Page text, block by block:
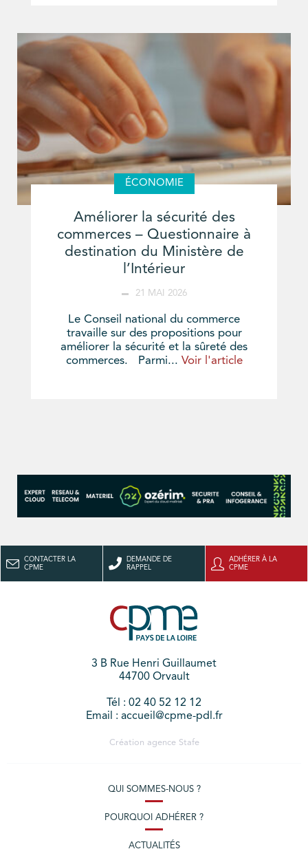
ÉCONOMIE
Améliorer la sécurité des
commerces – Questionnaire à
destination du Ministère de
l’Intérieur
21 MAI 2026
Le Conseil national du commerce
travaille sur des propositions pour
améliorer la sécurité et la sûreté des
commerces. Parmi... Voir l'article
CONTACTER LA
CPME
DEMANDE DE
RAPPEL
ADHÉRER À LA
CPME
3 B Rue Henri Guillaumet
44700 Orvault
Tél : 02 40 52 12 12
Email : accueil@cpme-pdl.fr
Création agence Stafe
QUI SOMMES-NOUS ?
POURQUOI ADHÉRER ?
ACTUALITÉS